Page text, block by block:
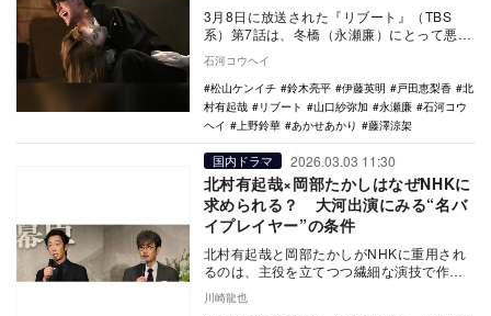
3月8日に放送された『リブート』（TBS
系）第7話は、冬橋（永瀬廉）にとって悪夢
石河コウヘイ
松山ケンイチ
鈴木亮平 伊藤英明 戸田恵梨香
北
村有起哉
リブート 山口紗弥加 永瀬廉
石河コウ
ヘイ
上野鈴華 あかせあかり 藤澤涼架
国内ドラマ 2026.03.03 11:30
北村有起哉×岡部たかしはなぜNHKに
求められる？ 大河出演にみる“名バ
イプレイヤー”の条件
北村有起哉と岡部たかしがNHKに重用され
るのは、主役を立てつつ繊細な演技で作品
定感が制作側…
川崎龍也